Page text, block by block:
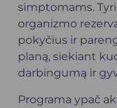
simptomams.
organizmo
pokyčius ir
planą, siekiant
darbingumą ir
Programa ypač